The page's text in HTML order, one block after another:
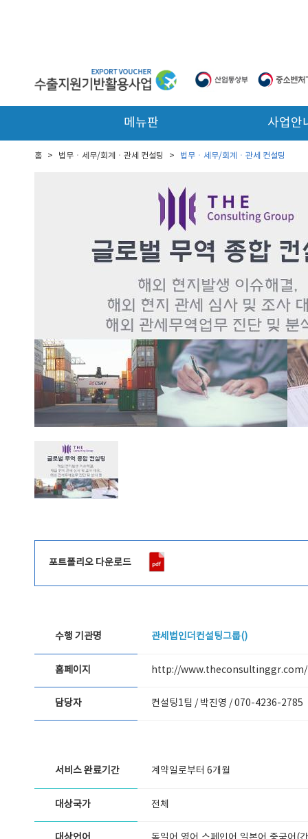
메뉴판 사업안
홈 > 법무ㆍ세무/회계ㆍ관세 컨설팅 > 법무ㆍ세무/회계ㆍ관세 컨설팅
포트폴리오 다운로드
수행 기관명 관세법인더컨설팅그룹()
홈페이지 http://www.theconsultinggr.com/
담당자 컨설팅1팀 / 박진영 /070-4236-2785
서비스 완료기간 계약일로부터 6개월
대상국가 전체